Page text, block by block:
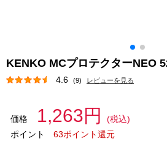
KENKO MCプロテクターNEO
4.6 (9) レビューを見る
価格 1,263円
(税込)
ポイント
63ポイント還元